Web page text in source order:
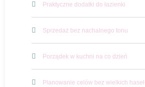
Praktyczne dodatki do łazienki
Sprzedaż bez nachalnego tonu
Porządek w kuchni na co dzień
Planowanie celów bez wielkich haseł